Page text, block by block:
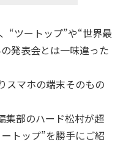
“ツートップ”や“世界最
発表会とは一味違った
スマホの端末そのもの
集部のハード松村が超
トップ”を勝手にご紹